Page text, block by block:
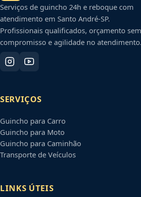
Serviços de guincho 24h e reboque com
atendimento em Santo André-SP.
Profissionais qualificados, orçamento sem
compromisso e agilidade no atendimento.
SERVIÇOS
Guincho para Carro
Guincho para Moto
Guincho para Caminhão
Transporte de Veículos
LINKS ÚTEIS